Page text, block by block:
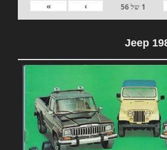
1 של56
›
»